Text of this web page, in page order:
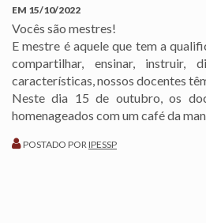
EM 15/10/2022
Vocês são mestres!
E mestre é aquele que tem a
compartilhar, ensinar, instruir,
características, nossos docentes
Neste dia 15 de outubro, os
homenageados com um café da
POSTADO PORIPESSP